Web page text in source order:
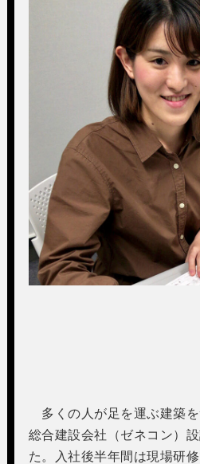
多くの人が足を運ぶ建築を
総合建設会社（ゼネコン）
た。入社後半年間は現場研